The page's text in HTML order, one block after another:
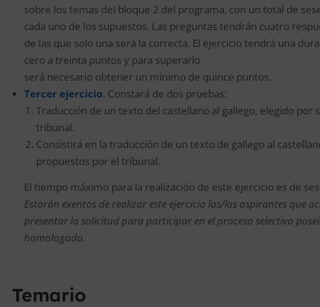
sobre los temas del bloque 2 del programa, con un total de
cada uno de los supuestos. Las preguntas tendrán cuatro
de las que solo una será la correcta. El ejercicio tendrá una
cero a treinta puntos y para superarlo
será necesario obtener un mínimo de quince puntos.
Tercer ejercicio. Constará de dos pruebas:
Traducción de un texto del castellano al gallego, elegido
tribunal.
Consistirá en la traducción de un texto de gallego al
propuestos por el tribunal.
El tiempo máximo para la realización de este ejercicio es de
Estarán exentos de realizar este ejercicio las/los aspirantes que
presentar la solicitud para participar en el proceso selectivo
homologado.
Temario